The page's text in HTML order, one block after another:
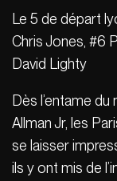
Le 5 de départ
Chris Jones, #6
David Lighty
Dès l’entame
Allman Jr, les
se laisser
ils y ont mis de